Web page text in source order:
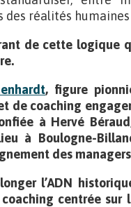
réalités
de cette logique
, figure
de coaching
à Hervé
à Boulogne-
des
l’ADN
coaching centrée